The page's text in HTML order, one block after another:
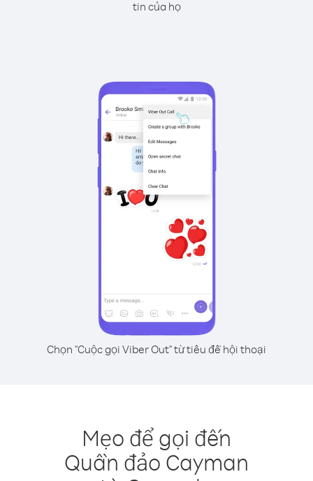
tin của họ
Chọn "Cuộc gọi Viber Out" từ tiêu đề hội thoại
Mẹo để gọi đến
Quần đảo Cayman